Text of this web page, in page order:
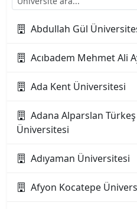
Abdullah Gül
Acıbadem Mehmet Ali
Ada Kent Üniversitesi
Adana Alparslan
Üniversitesi
Adıyaman Üniversitesi
Afyon Kocatepe